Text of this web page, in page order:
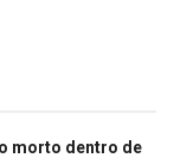
morto dentro de